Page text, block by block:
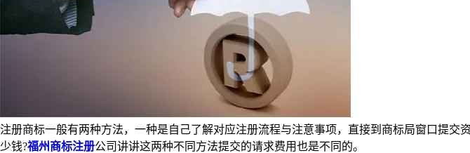
注册商标一般有两种方法，一种是自己了解对应注册流程与注意事项，直接到商标局窗口提
少钱?福州商标注册公司讲讲这两种不同方法提交的请求费用也是不同的。